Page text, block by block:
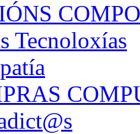
Tecnoloxías